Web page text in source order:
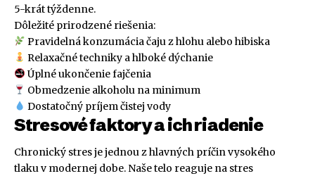
5-krát týždenne.
Dôležité prirodzené riešenia:
Pravidelná konzumácia čaju z hlohu alebo hibiska
Relaxačné techniky a hlboké dýchanie
Úplné ukončenie fajčenia
Obmedzenie alkoholu na minimum
Dostatočný príjem čistej vody
Stresové faktory a ich riadenie
Chronický stres je jednou z hlavných príčin vysokého
tlaku v modernej dobe. Naše telo reaguje na stres